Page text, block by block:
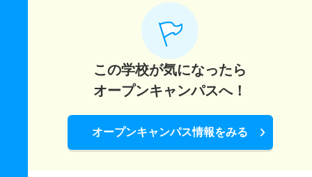
音楽学科／音楽文化専攻 推薦 学校推薦型県内枠
－ 1倍 0人 0人 0人
この学校が気になったら
オープンキャンパスへ！
オープンキャンパス情報をみる